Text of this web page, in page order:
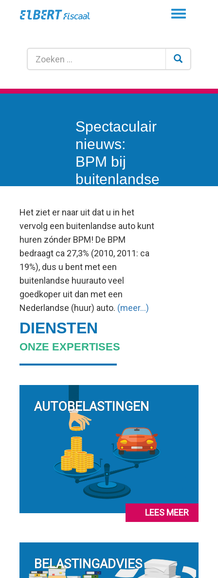
Toggle
Spectaculair
nieuws:
BPM bij
buitenlandse
strijd met het
Europese
recht!
Het ziet er naar uit dat u in het
vervolg een buitenlandse auto kunt
huren zónder BPM! De BPM
bedraagt ca 27,3% (2010, 2011: ca
19%), dus u bent met een
buitenlandse huurauto veel
goedkoper uit dan met een
Nederlandse (huur) auto. (meer…)
DIENSTEN
ONZE EXPERTISES
AUTOBELASTINGEN
LEES MEER
BELASTINGADVIES